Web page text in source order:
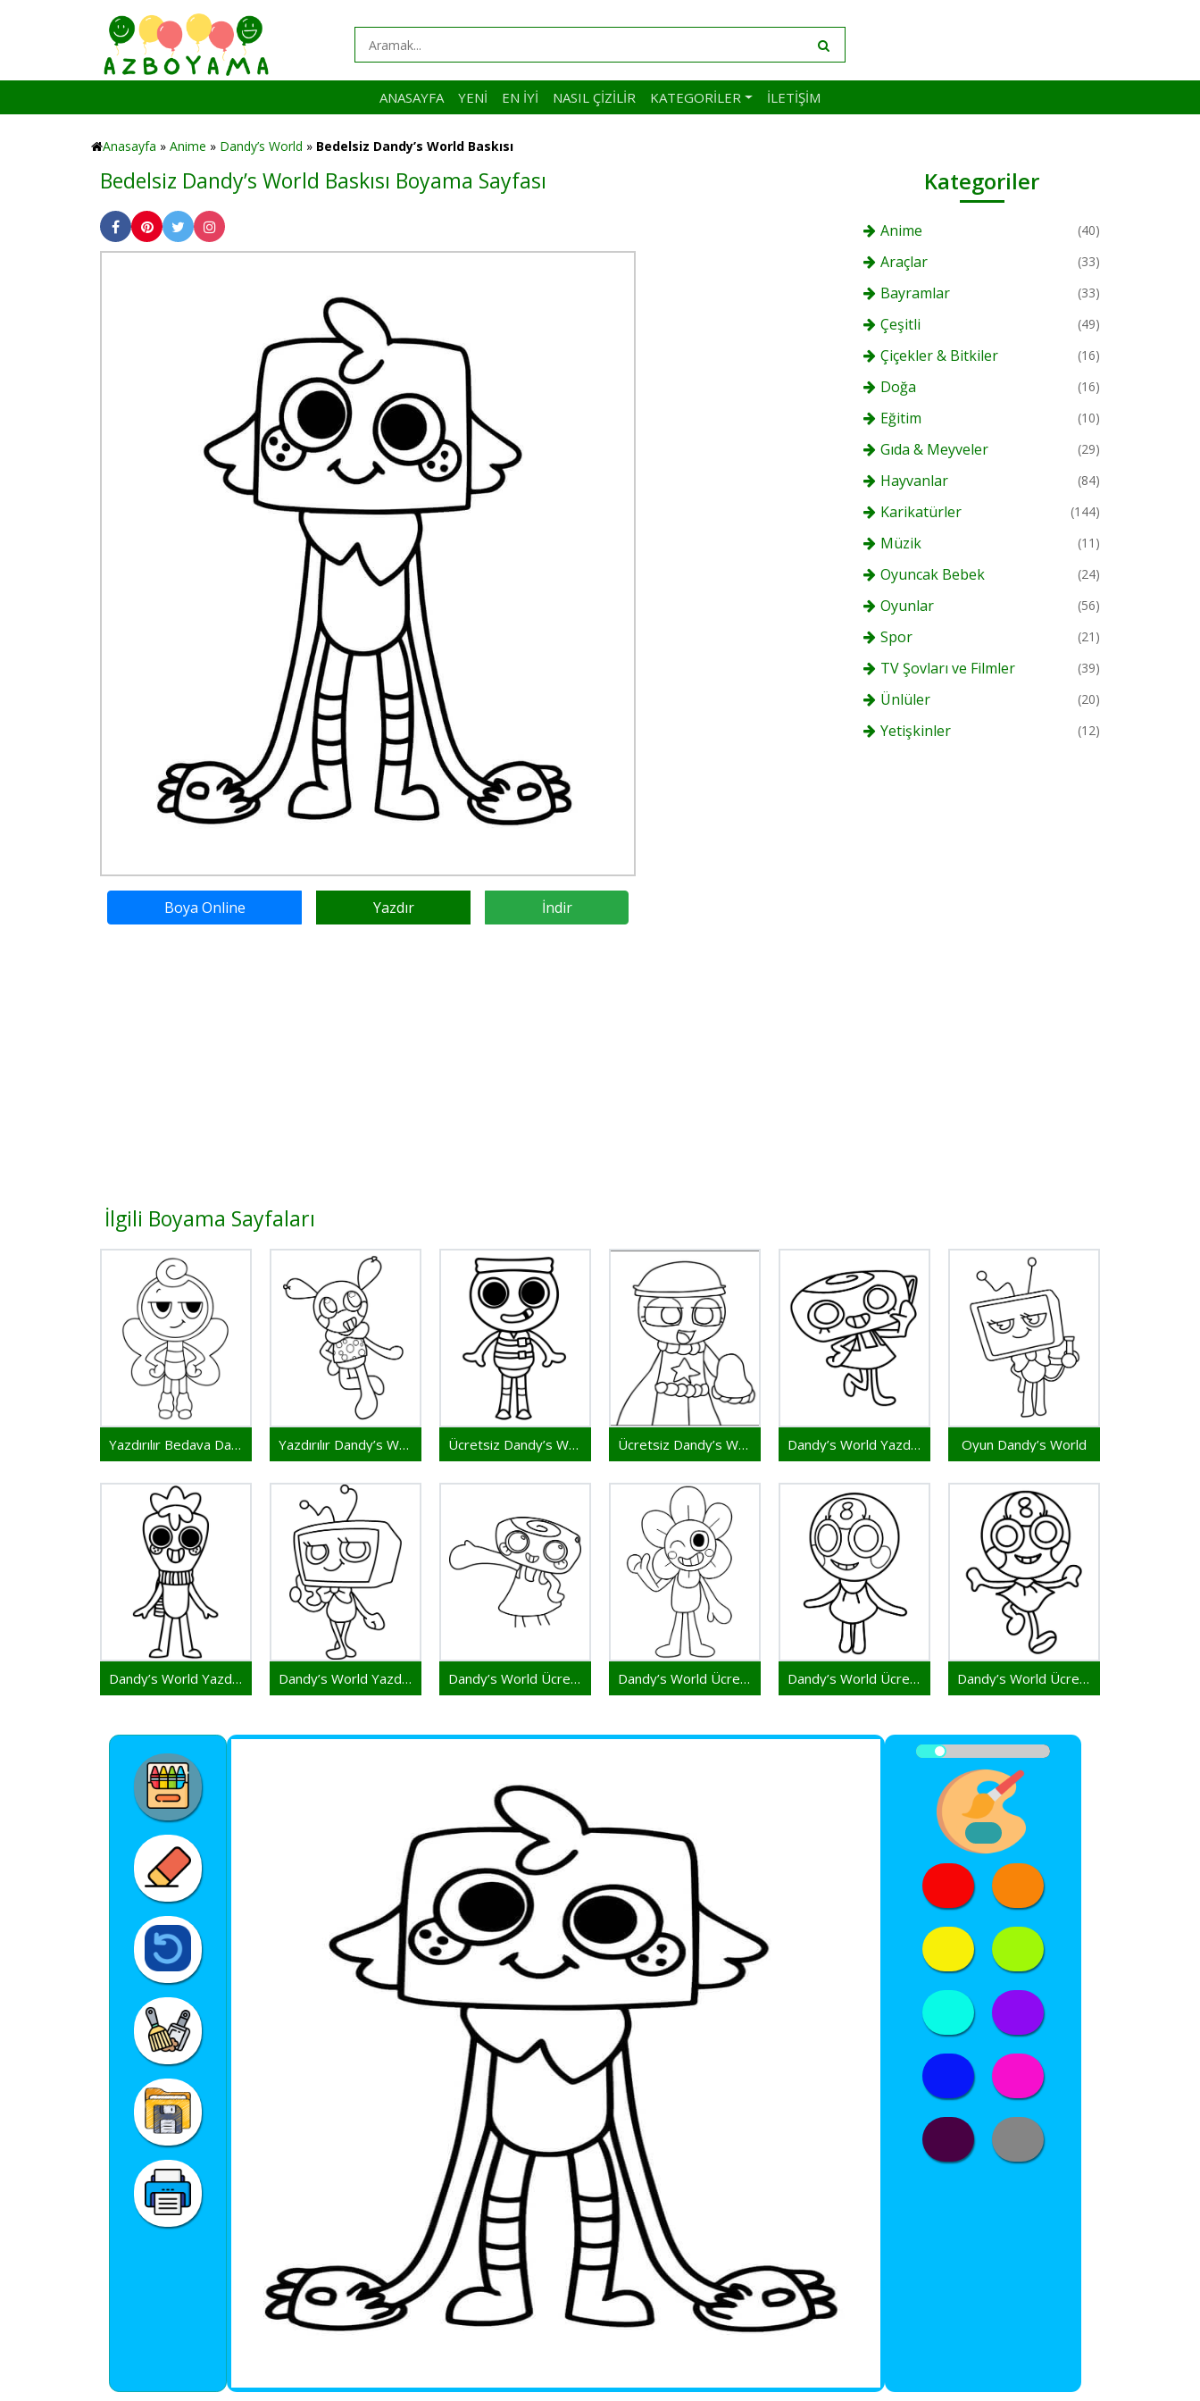
ANASAYFA YENI EN İYI NASIL ÇIZILIR KATEGORILER İLETIŞIM
Anasayfa » Anime » Dandy’s World » Bedelsiz Dandy’s World Baskısı
Bedelsiz Dandy’s World Baskısı Boyama Sayfası
Boya Online Yazdır İndir
Kategoriler
Anime (40)
Araçlar (33)
Bayramlar (33)
Çeşitli (49)
Çiçekler & Bitkiler (16)
Doğa (16)
Eğitim (10)
Gıda & Meyveler (29)
Hayvanlar (84)
Karikatürler (144)
Müzik (11)
Oyuncak Bebek (24)
Oyunlar (56)
Spor (21)
TV Şovları ve Filmler (39)
Ünlüler (20)
Yetişkinler (12)
İlgili Boyama Sayfaları
Yazdırılır Bedava Dandy’s World Yazdırılır Dandy’s World Görseli Ücretsiz Dandy’s World Yazdır Ücretsiz Dandy’s World Çizimi Dandy’s World Yazdırılır Resim Oyun Dandy’s World
Dandy’s World Yazdırılabilir Çizim Dandy’s World Yazdırılacak Resim Dandy’s World Ücretsiz Dandy’s World Ücretsiz Görsel Dandy’s World Ücretsiz Verilen Dandy’s World Ücretsiz Çizim